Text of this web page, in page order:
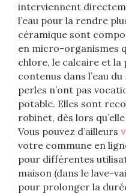
interviennent
l’eau pour la rendre
céramique sont
en micro-organismes
chlore, le calcaire et
contenus dans l’eau
perles n’ont pas
potable. Elles sont
robinet, dès lors
Vous pouvez d’ailleurs
votre commune en
pour différentes
maison (dans le lave-
pour prolonger la